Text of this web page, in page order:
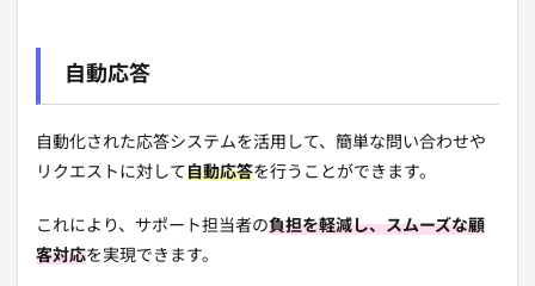
自動応答
自動化された応答システムを活用して、簡単な問い合わせや
リクエストに対して自動応答を行うことができます。
これにより、サポート担当者の負担を軽減し、スムーズな顧
客対応を実現できます。